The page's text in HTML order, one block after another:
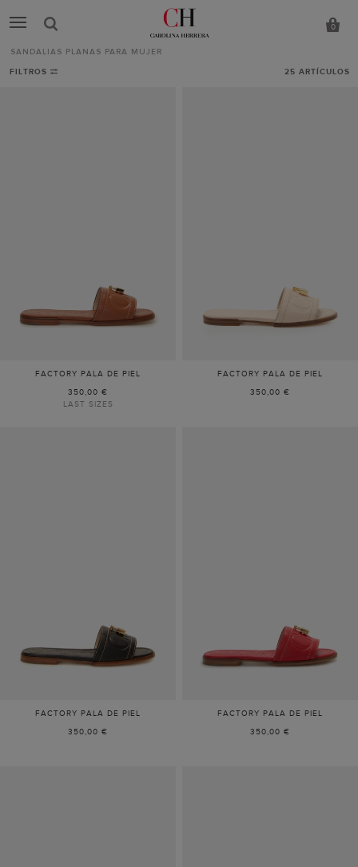
0
Sandalias
SANDALIAS PLANAS PARA MUJER
FILTROS 25 ARTÍCULOS
FACTORY PALA DE PIEL
350,00 €
LAST SIZES
FACTORY PALA DE PIEL
350,00 €
FACTORY PALA DE PIEL
350,00 €
FACTORY PALA DE PIEL
350,00 €